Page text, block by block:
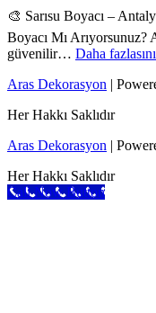
🎨 Sarısu Boyacı –
Boyacı Mı Arıyorsunuz?
güvenilir… Daha
Aras Dekorasyon |
Her Hakkı Saklıdır
Aras Dekorasyon |
Her Hakkı Saklıdır
Call Now Button